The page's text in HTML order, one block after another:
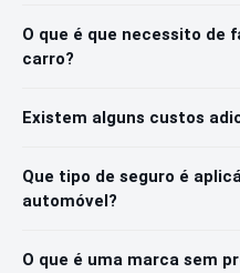
O que é que necessito de
carro?
Existem alguns custos
Que tipo de seguro é
automóvel?
O que é uma marca sem